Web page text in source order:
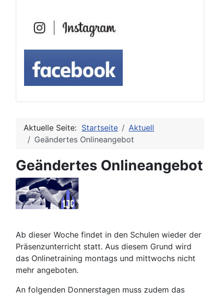
Aktuelle Seite: Startseite
Aktuell
Geändertes Onlineangebot
Geändertes Onlineangebot
Ab dieser Woche findet in den Schulen wieder der
Präsenzunterricht statt. Aus diesem Grund wird
das Onlinetraining montags und mittwochs nicht
mehr angeboten.
An folgenden Donnerstagen muss zudem das